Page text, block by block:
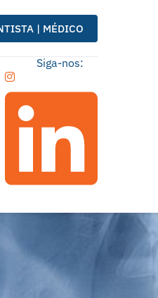
| MÉDICO
Siga-nos: